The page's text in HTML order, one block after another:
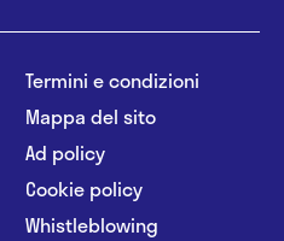
Termini e condizioni
Mappa del sito
Ad policy
Cookie policy
Whistleblowing